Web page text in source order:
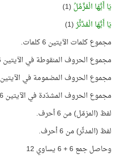
يَا أَيُّهَا الْمُزَّمِّلُ (1)
يَا أَيُّهَا الْمُدَّثِّرُ(1)
مجموع كلمات الآيتين 6 كلمات.
مجموع الحروف المنقوطة في الآيتين 6 أحرف.
مجموع الحروف المضمومة في الآيتين 6 أحرف.
مجموع الحروف المشدّدة في الآيتين 6 أحرف.
لفظ (المزمّل) من 6 أحرف.
لفظ (المدثّر) من 6 أحرف.
وحاصل جمع 6 + 6 يساوي 12